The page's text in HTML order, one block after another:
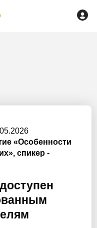
«Особенности
спикер -